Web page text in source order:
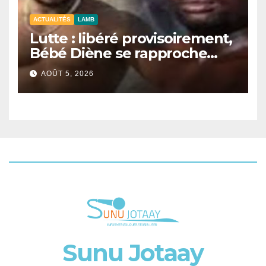
ACTUALITÉS LAMB
Lutte : libéré provisoirement,
Bébé Diène se rapproche
d’un combat contre Zarco.
AOÛT 5, 2026
Sunu Jotaay